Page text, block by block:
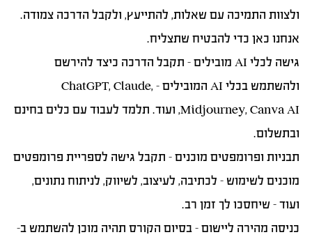
ולצוות התמיכה עם שאלות, להתייעץ, ולקבל הדרכה צמודה.
אנחנו כאן כדי להבטיח שתצליח.
גישה לכלי AI מובילים
– תקבל הדרכה כיצד להירשם
ולהשתמש בכלי AI המובילים – ChatGPT, Claude,
Midjourney, Canva AI, ועוד. תלמד לעבוד עם כלים בחינם
ובתשלום.
תבניות ופרומפטים מוכנים– תקבל גישה לספריית פרומפטים
מוכנים לשימוש – לכתיבה, לעיצוב, לשיווק, לניתוח נתונים,
ועוד – שיחסכו לך זמן רב.
כניסה מהירה ליישום– בסיום הקורס תהיה מוכן להשתמש ב-